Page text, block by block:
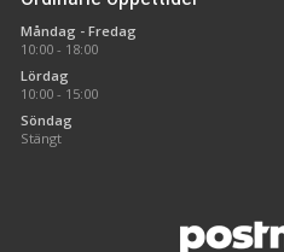
Måndag - Fredag
10:00 - 18:00
Lördag
10:00 - 15:00
Söndag
Stängt